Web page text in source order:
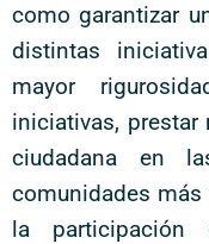
como garantizar
distintas
mayor
iniciativas,
ciudadana en
comunidades
la